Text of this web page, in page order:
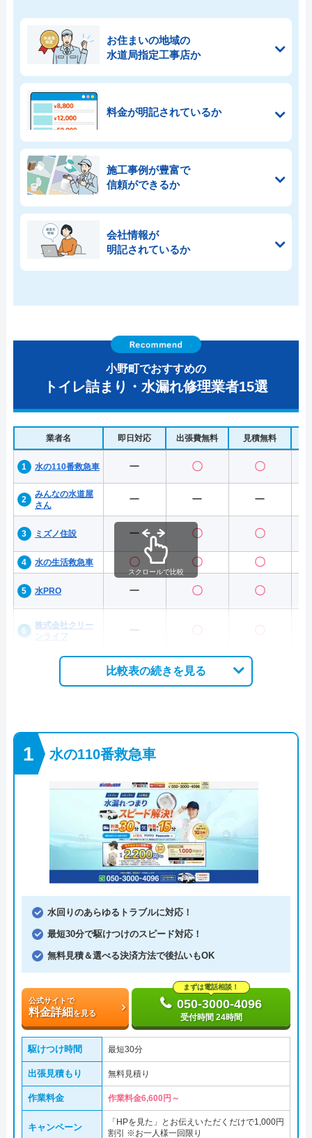
お住まいの地域の
水道局指定工事店か
料金が明記されているか
施工事例が豊富で
信頼ができるか
会社情報が
明記されているか
小野町でおすすめの
トイレ詰まり・水漏れ修理業者15選
業者名 即日対応 出張費無料 見積無料
水の110番救急車 ー 〇 〇
みんなの水道屋
さん
ー ー ー
ミズノ住設 ー 〇 〇
水の生活救急車 〇 〇 〇
水PRO ー 〇 〇
株式会社クリー
ンライフ
ー 〇 〇
スクロールで比較
比較表の続きを見る
水の110番救急車
水回りのあらゆるトラブルに対応！
最短30分で駆けつけのスピード対応！
無料見積＆選べる決済方法で後払いもOK
公式サイトで
料金詳細を見る
まずは電話相談！
050-3000-4096
受付時間 24時間
駆けつけ時間 最短30分
出張見積もり 無料見積り
作業料金 作業料金6,600円～
キャンペーン
「HPを見た」とお伝えいただくだけで1,000円
割引 ※お一人様一回限り